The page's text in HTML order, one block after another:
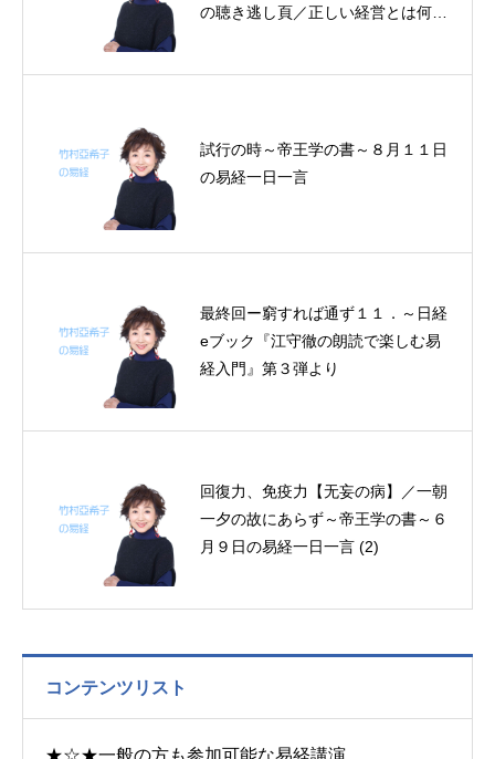
の聴き逃し頁／正しい経営とは何か
試行の時～帝王学の書～８月１１日
の易経一日一言
最終回ー窮すれば通ず１１．～日経
eブック『江守徹の朗読で楽しむ易
経入門』第３弾より
回復力、免疫力【无妄の病】／一朝
一夕の故にあらず～帝王学の書～６
月９日の易経一日一言 (2)
コンテンツリスト